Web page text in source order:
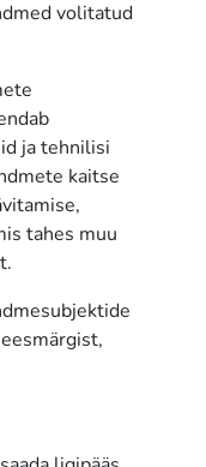
volitatud
ja tehnilisi
kaitse
tahes muu